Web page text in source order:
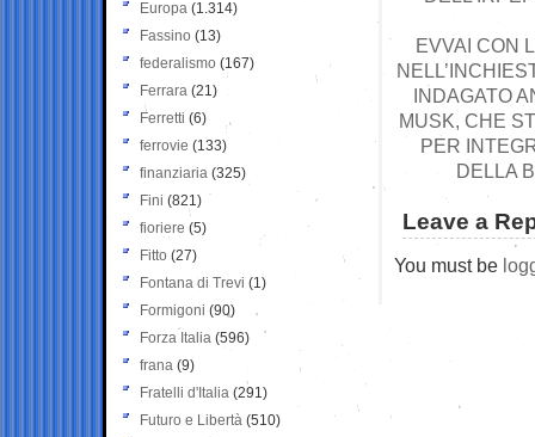
EVVAI CON
INDAGATO
MUSK, CHE
PER
DELLA
Leave a
You must be
Europa (1.314)
Fassino (13)
federalismo (167)
Ferrara (21)
Ferretti (6)
ferrovie (133)
finanziaria (325)
Fini (821)
fioriere (5)
Fitto (27)
Fontana di Trevi (1)
Formigoni (90)
Forza Italia (596)
frana (9)
Fratelli d'Italia (291)
Futuro e Libertà (510)